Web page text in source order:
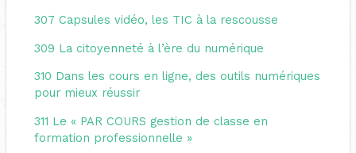
307 Capsules vidéo, les TIC à la rescousse
309 La citoyenneté à l’ère du numérique
310 Dans les cours en ligne, des outils numériques
pour mieux réussir
311 Le « PAR COURS gestion de classe en
formation professionnelle »